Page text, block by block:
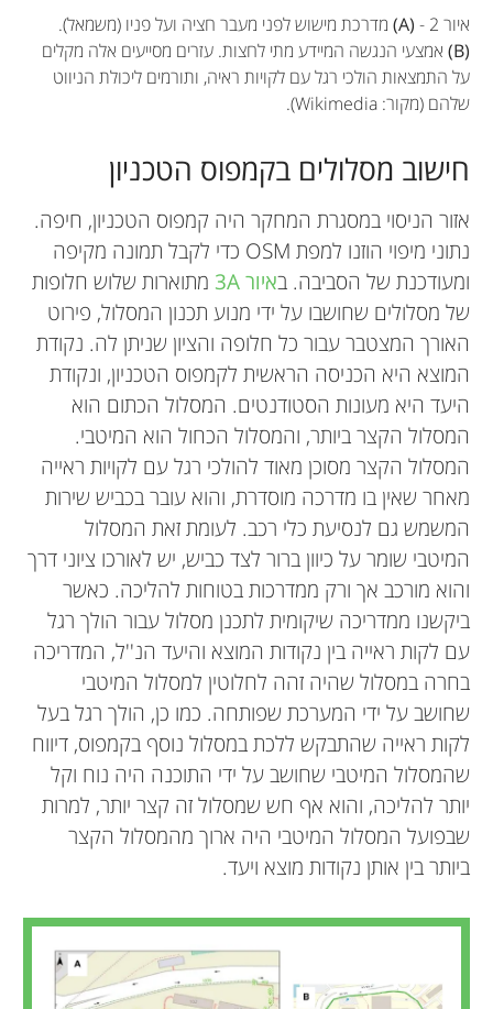
Achituv Cohen
איור 2 - (A)
מדרכת מישוש לפני מעבר חציה ועל פניו (משמאל).
(B)
אמצעי הנגשה המיידע מתי לחצות. עזרים מסייעים אלה מקלים
על התמצאות הולכי רגל עם לקויות ראיה, ותורמים ליכולת הניווט
שלהם (מקור: Wikimedia).
חישוב מסלולים בקמפוס הטכניון
אזור הניסוי במסגרת המחקר היה קמפוס הטכניון, חיפה.
נתוני מיפוי הוזנו למפת OSM כדי לקבל תמונה מקיפה
ומעודכנת של הסביבה. באיור 3A
מתוארות שלוש חלופות
של מסלולים שחושבו על ידי מנוע תכנון המסלול, פירוט
האורך המצטבר עבור כל חלופה והציון שניתן לה. נקודת
המוצא היא הכניסה הראשית לקמפוס הטכניון, ונקודת
היעד היא מעונות הסטודנטים. המסלול הכתום הוא
המסלול הקצר ביותר, והמסלול הכחול הוא המיטבי.
המסלול הקצר מסוכן מאוד להולכי רגל עם לקויות ראייה
מאחר שאין בו מדרכה מוסדרת, והוא עובר בכביש שירות
המשמש גם לנסיעת כלי רכב. לעומת זאת המסלול
המיטבי שומר על כיוון ברור לצד כביש, יש לאורכו ציוני דרך
והוא מורכב אך ורק ממדרכות בטוחות להליכה. כאשר
ביקשנו ממדריכה שיקומית לתכנן מסלול עבור הולך רגל
עם לקות ראייה בין נקודות המוצא והיעד הנ''ל, המדריכה
בחרה במסלול שהיה זהה לחלוטין למסלול המיטבי
שחושב על ידי המערכת שפותחה. כמו כן, הולך רגל בעל
לקות ראייה שהתבקש ללכת במסלול נוסף בקמפוס, דיווח
שהמסלול המיטבי שחושב על ידי התוכנה היה נוח וקל
יותר להליכה, והוא אף חש שמסלול זה קצר יותר, למרות
שבפועל המסלול המיטבי היה ארוך מהמסלול הקצר
ביותר בין אותן נקודות מוצא ויעד.